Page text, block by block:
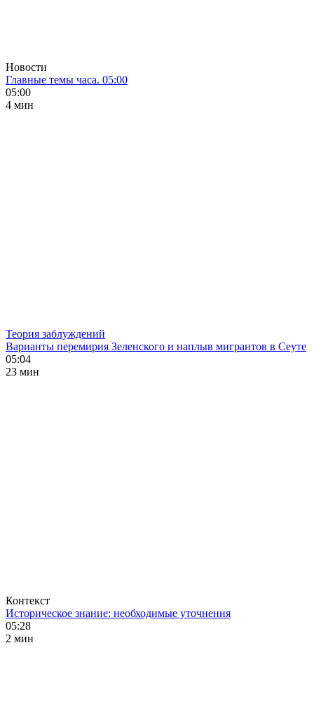
Новости
Главные темы часа. 05:00
05:00
4 мин
Теория заблуждений
Варианты перемирия Зеленского и наплыв мигрантов в Сеуте
05:04
23 мин
Контекст
Историческое знание: необходимые уточнения
05:28
2 мин